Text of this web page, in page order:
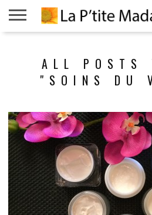
VIVRE
PROPOSALL POSTS
"SOINS DU